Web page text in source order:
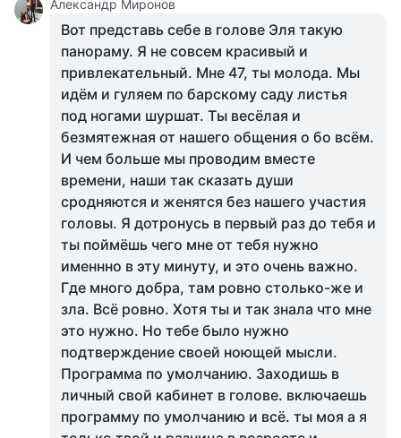
Александр Миронов
Вот представь себе в голове Эля такую
панораму. Я не совсем красивый и
привлекательный. Мне 47, ты молода. Мы
идём и гуляем по барскому саду листья
под ногами шуршат. Ты весёлая и
безмятежная от нашего общения о бо всём.
И чем больше мы проводим вместе
времени, наши так сказать души
сродняются и женятся без нашего участия
головы. Я дотронусь в первый раз до тебя и
ты поймёшь чего мне от тебя нужно
именнно в эту минуту, и это очень важно.
Где много добра, там ровно столько-же и
зла. Всё ровно. Хотя ты и так знала что мне
это нужно. Но тебе было нужно
подтверждение своей ноющей мысли.
Программа по умолчанию. Заходишь в
личный свой кабинет в голове. включаешь
программу по умолчанию и всё. ты моя а я